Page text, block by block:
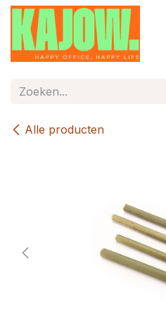
Overslaan naar inhoud
Alle producten